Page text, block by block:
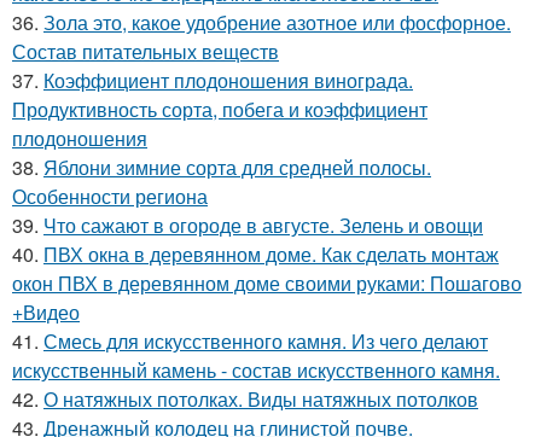
36. Зола это, какое удобрение азотное или фосфорное.
Состав питательных веществ
37. Коэффициент плодоношения винограда.
Продуктивность сорта, побега и коэффициент
плодоношения
38. Яблони зимние сорта для средней полосы.
Особенности региона
39. Что сажают в огороде в августе. Зелень и овощи
40. ПВХ окна в деревянном доме. Как сделать монтаж
окон ПВХ в деревянном доме своими руками: Пошагово
+Видео
41. Смесь для искусственного камня. Из чего делают
искусственный камень - состав искусственного камня.
42. О натяжных потолках. Виды натяжных потолков
43. Дренажный колодец на глинистой почве.